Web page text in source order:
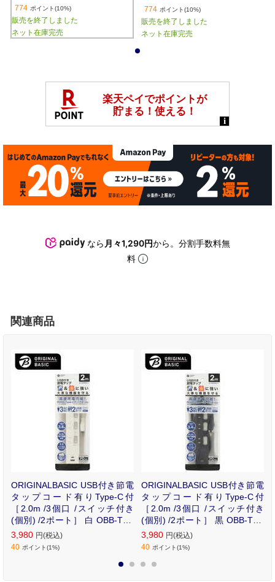
774 ポイント(10%)
販売を終了しました
ネット在庫完売
774 ポイント(10%)
販売を終了しました
ネット在庫完売
なら 月々1,290円から。分割手数料無
料
関連商品
ORIGINALBASIC USB付き節電
タップコード有りType-C付
［2.0m /3個口 /スイッチ付き
(個別) /2ポート］ 白 OBB-TPK
321AC-W
3,980 円(税込)
40 ポイント(1%)
ORIGINALBASIC USB付き節電
タップコード有りType-C付
［2.0m /3個口 /スイッチ付き
(個別) /2ポート］ 黒 OBB-TPK
321AC-K
3,980 円(税込)
40 ポイント(1%)